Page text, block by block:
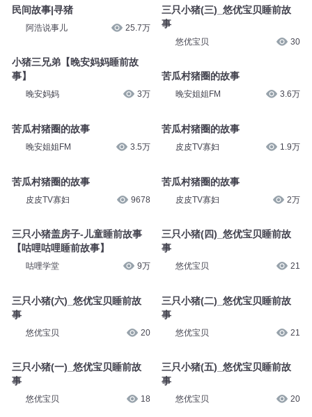
民间故事|寻猪
阿浩说事儿 25.7万
小猪三兄弟【晚安妈妈睡前故
事】
晚安妈妈 3万
苦瓜村猪圈的故事
晚安姐姐FM 3.5万
苦瓜村猪圈的故事
皮皮TV寡妇 9678
三只小猪盖房子-儿童睡前故事
【咕哩咕哩睡前故事】
咕哩学堂 9万
三只小猪(六)_悠优宝贝睡前故
事
悠优宝贝 20
三只小猪(一)_悠优宝贝睡前故
事
悠优宝贝 18
三只小猪(三)_悠优宝贝睡前故
事
悠优宝贝 30
苦瓜村猪圈的故事
晚安姐姐FM 3.6万
苦瓜村猪圈的故事
皮皮TV寡妇 1.9万
苦瓜村猪圈的故事
皮皮TV寡妇 2万
三只小猪(四)_悠优宝贝睡前故
事
悠优宝贝 21
三只小猪(二)_悠优宝贝睡前故
事
悠优宝贝 21
三只小猪(五)_悠优宝贝睡前故
事
悠优宝贝 20